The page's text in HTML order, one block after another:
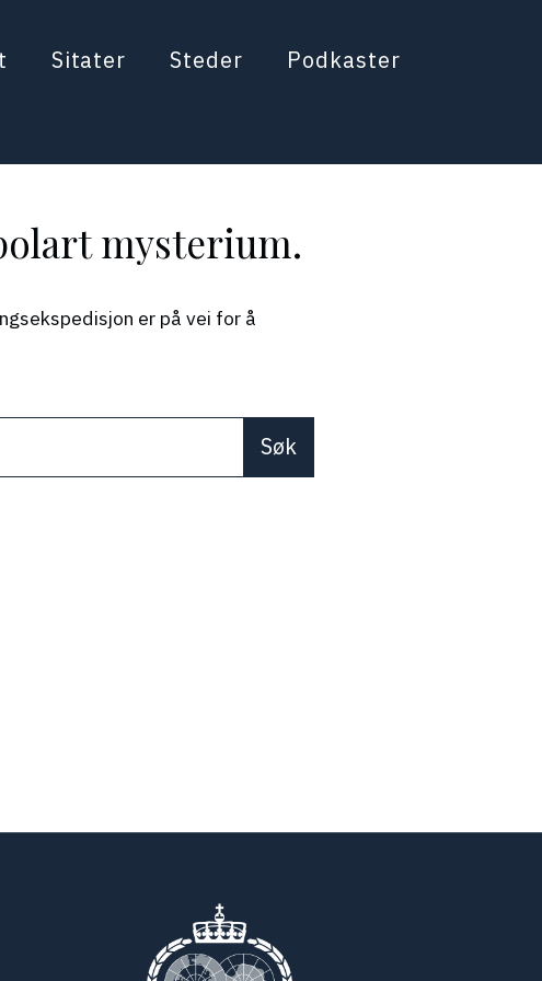
Sitater Steder Podkaster
mysterium.
er på vei for å
are available use up and down arrows to review and